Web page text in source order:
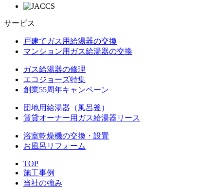
サービス
戸建てガス用給湯器の交換
マンション用ガス給湯器の交換
ガス給湯器の修理
エコジョーズ特集
創業55周年キャンペーン
団地用給湯器（風呂釜）
賃貸オーナー用ガス給湯器リース
浴室乾燥機の交換・設置
お風呂リフォーム
TOP
施工事例
当社の強み